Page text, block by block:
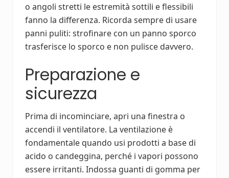
o angoli stretti le estremità sottili e flessibili
fanno la differenza. Ricorda sempre di usare
panni puliti: strofinare con un panno sporco
trasferisce lo sporco e non pulisce davvero.
Preparazione e
sicurezza
Prima di incominciare, apri una finestra o
accendi il ventilatore. La ventilazione è
fondamentale quando usi prodotti a base di
acido o candeggina, perché i vapori possono
essere irritanti. Indossa guanti di gomma per